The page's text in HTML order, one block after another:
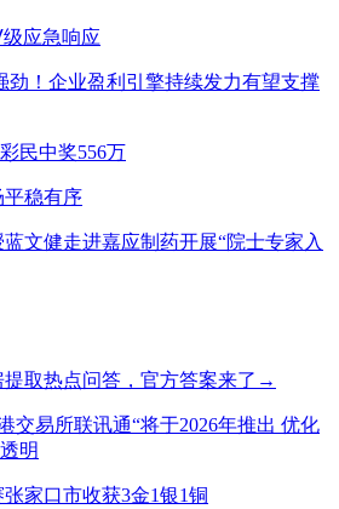
应急响应
劲！企业盈利引擎持续发力有望支撑
民中奖556万
稳有序
文健走进嘉应制药开展“院士专家入
取热点问答，官方答案来了→
交易所联讯通“将于2026年推出 优化
明
家口市收获3金1银1铜